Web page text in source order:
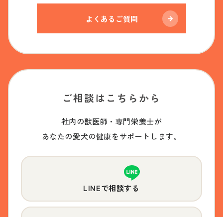
よくあるご質問
ご相談はこちらから
社内の獣医師・専門栄養士が
あなたの愛犬の健康をサポートします。
LINEで相談する